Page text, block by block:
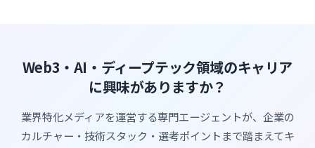
Web3・AI・ディープテック領域のキャリア
に興味がありますか？
業界特化メディアを運営する専門エージェントが、企業の
カルチャー・技術スタック・選考ポイントまで踏まえてキ